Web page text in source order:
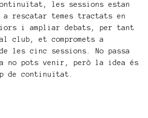
les sessions estan
a rescatar temes tractats en
i ampliar debats, per tant
club, et compromets a
les cinc sessions. No passa
no pots venir, però la idea és
de continuïtat.